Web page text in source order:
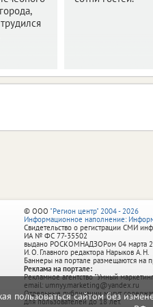
сайтом без
© ООО "Регион центр" 2004 - 2026
Информационное наполнение:
Свидетельство о регистрации СМИ
ИА № ФС 77‑35502
выдано РОСКОМНАДЗОРом 04 марта
И. О. Главного редактора Нарыков А. Н.
Баннеры на портале размещаются на
Реклама на портале:
Рекламное агентство "Умный
email: umnyy.marketing@yandex.ru
Отдельные публикации могут
для пользователей до 18 лет.